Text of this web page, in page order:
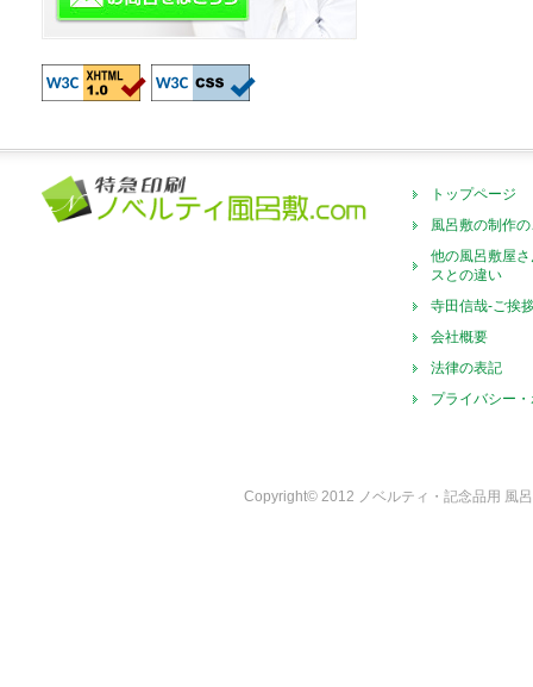
トップページ
風呂敷の制作
他の風呂敷屋
スとの違い
寺田信哉-ご挨
会社概要
法律の表記
プライバシー
Copyright© 2012 ノベルティ・記念品用 風